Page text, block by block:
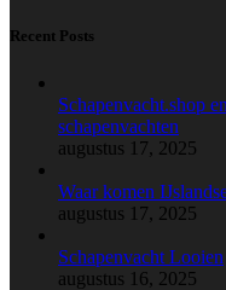
Recent Posts
Schapenvacht.shop
schapenvachten
augustus 17, 2025
Waar komen
augustus 17, 2025
Schapenvacht Looien
augustus 16, 2025